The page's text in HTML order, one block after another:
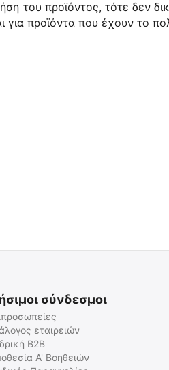
του προϊόντος, τότε δεν
για προϊόντα που έχουν το
σύνδεσμοι
εταιρειών
B2B
Α' Βοηθειών